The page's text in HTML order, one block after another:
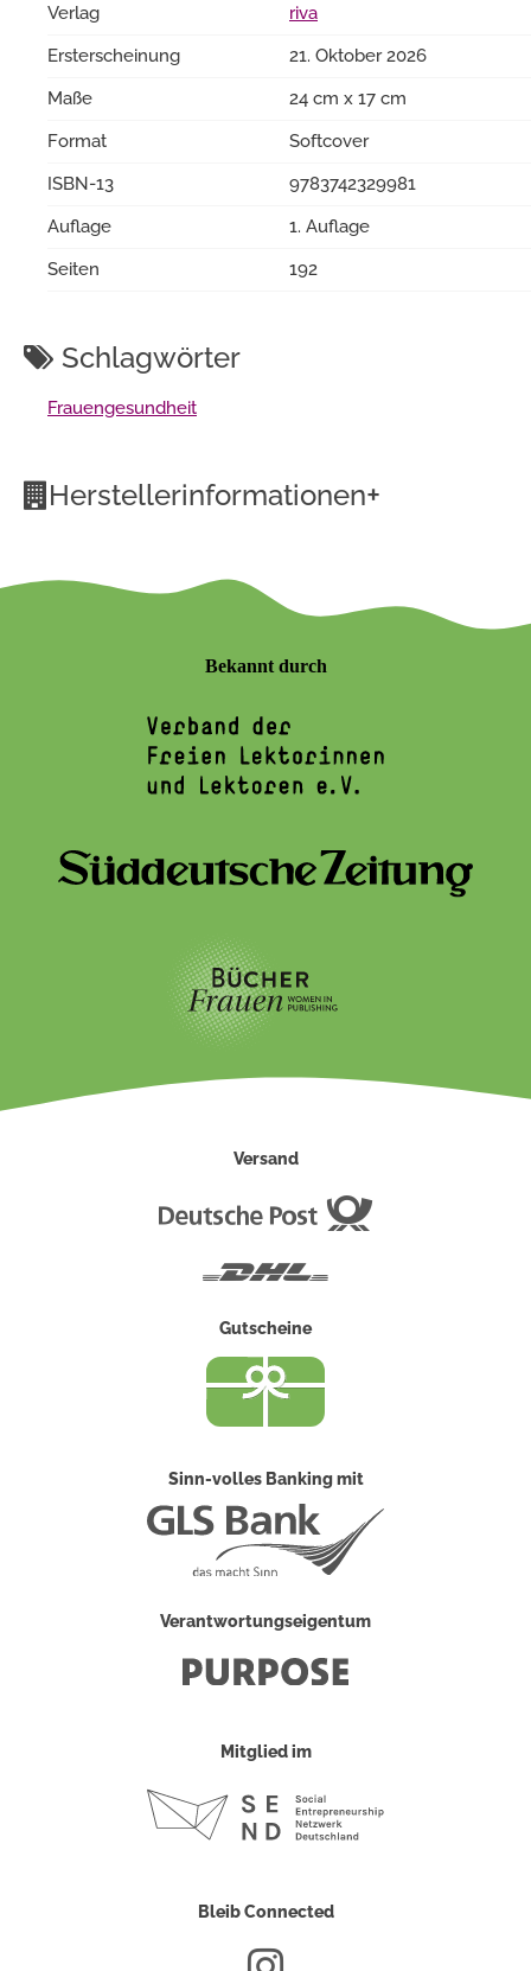
Verlag
riva
Ersterscheinung
21. Oktober 2026
Maße
24 cm x 17 cm
Format
Softcover
ISBN-13
9783742329981
Auflage
1. Auflage
Seiten
192
Schlagwörter
Frauengesundheit
Herstellerinformationen+
Bekannt durch
Versand
Gutscheine
Sinn-volles Banking mit
Verantwortungseigentum
Mitglied im
Bleib Connected